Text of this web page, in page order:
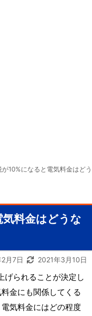
が10%になると電気料金はど
料金はどうな
月7日 2021年3月10日
げられることが決定し
金にも関係してくる
気料金にはどの程度